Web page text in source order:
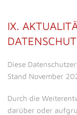
IX.
Diese
Stand November
Durch die
darüber oder